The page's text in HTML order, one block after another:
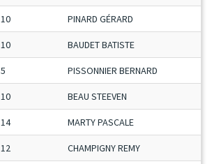
10 PINARD GÉRARD
10 BAUDET BATISTE
5 PISSONNIER BERNARD
10 BEAU STEEVEN
14 MARTY PASCALE
12 CHAMPIGNY REMY